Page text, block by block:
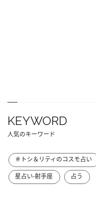
KEYWORD
人気のキーワード
＃トシ＆リティのコスモ占い
星占い-射手座
占う